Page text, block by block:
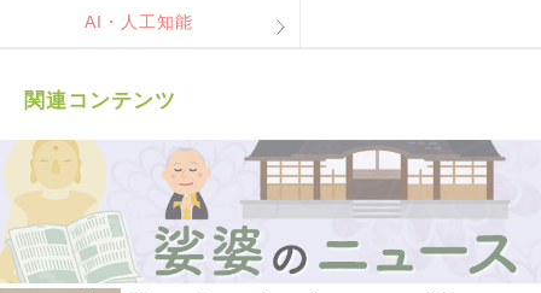
AI・人工知能
関連コンテンツ